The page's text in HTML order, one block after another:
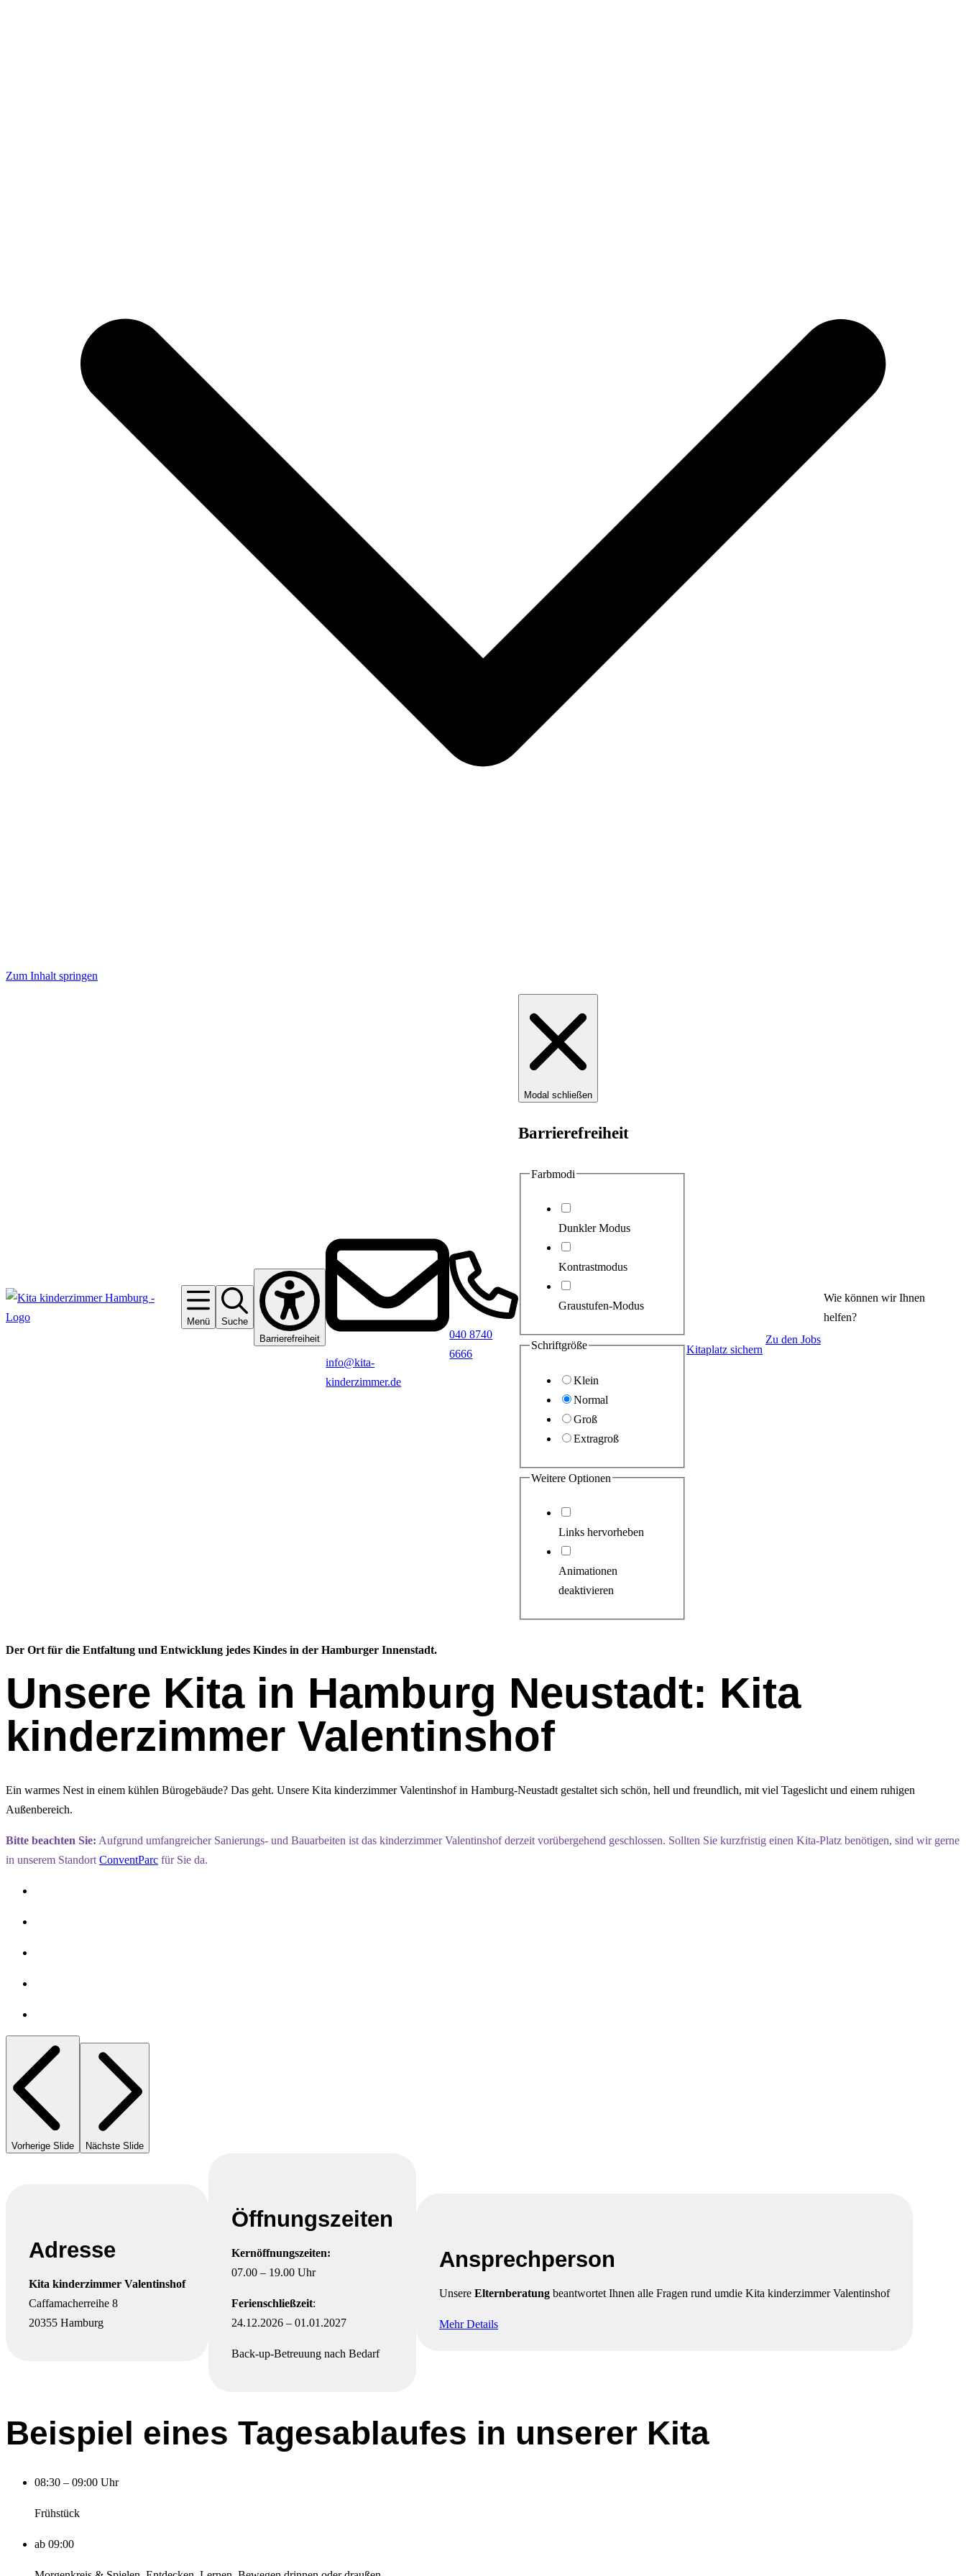
Zum Inhalt springen
Menü
Suche
Barrierefreiheit
info@kita-
kinderzimmer.de
040 8740
6666
Modal schließen
Barrierefreiheit
Farbmodi
Dunkler Modus
Kontrastmodus
Graustufen-Modus
Schriftgröße
Klein
Normal
Groß
Extragroß
Weitere Optionen
Links hervorheben
Animationen
deaktivieren
Kitaplatz sichern
Zu den Jobs
Wie können wir Ihnen
helfen?
Der Ort für die Entfaltung und Entwicklung jedes Kindes in der Hamburger Innenstadt.
Unsere Kita in Hamburg Neustadt: Kita
kinderzimmer Valentinshof
Ein warmes Nest in einem kühlen Bürogebäude? Das geht. Unsere Kita kinderzimmer Valentinshof in Hamburg-Neustadt gestaltet sich schön, hell und freundlich, mit viel Tageslicht und einem ruhigen
Außenbereich.
Bitte beachten Sie: Aufgrund umfangreicher Sanierungs- und Bauarbeiten ist das kinderzimmer Valentinshof derzeit vorübergehend geschlossen. Sollten Sie kurzfristig einen Kita-Platz benötigen, sind wir gerne
in unserem Standort ConventParc für Sie da.
Vorherige Slide Nächste Slide
Adresse
Kita kinderzimmer Valentinshof
Caffamacherreihe 8
20355 Hamburg
Öffnungszeiten
Kernöffnungszeiten:
07.00 – 19.00 Uhr
Ferienschließzeit:
24.12.2026 – 01.01.2027
Back-up-Betreuung nach Bedarf
Ansprechperson
Unsere Elternberatung beantwortet Ihnen alle Fragen rund umdie Kita kinderzimmer Valentinshof
Mehr Details
Beispiel eines Tagesablaufes in unserer Kita
08:30 – 09:00 Uhr
Frühstück
ab 09:00